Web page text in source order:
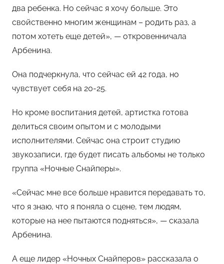
два ребенка. Но сейчас я хочу больше. Это
свойственно многим женщинам – родить раз, а
потом хотеть еще детей», — откровенничала
Арбенина.
Она подчеркнула, что сейчас ей 42 года, но
чувствует себя на 20-25.
Но кроме воспитания детей, артистка готова
делиться своим опытом и с молодыми
исполнителями. Сейчас она строит студию
звукозаписи, где будет писать альбомы не только
группа «Ночные Снайперы».
«Сейчас мне все больше нравится передавать то,
что я знаю, что я поняла о сцене, тем людям,
которые на нее пытаются подняться», — сказала
Арбенина.
А еще лидер «Ночных Снайперов» рассказала о